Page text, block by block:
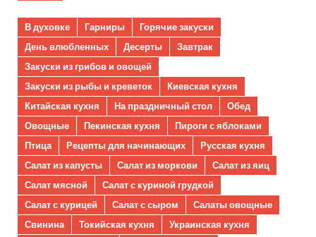
В духовке Гарниры
Горячие закуски
День влюбленных
Десерты
Завтрак
Закуски из грибов и овощей
Закуски из рыбы и креветок
Киевская кухня
Китайская кухня
На праздничный стол
Обед
Овощные
Пекинская кухня
Пироги с яблоками
Птица
Рецепты для начинающих
Русская кухня
Салат из капусты
Салат из моркови
Салат из яиц
Салат мясной
Салат с куриной грудкой
Салат с курицей
Салат с сыром
Салаты овощные
Свинина
Токийская кухня
Украинская кухня